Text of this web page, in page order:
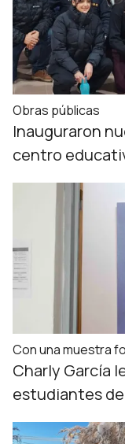
Obras públicas
Inauguraron
centro
Con una muestra
Charly García
estudiantes de